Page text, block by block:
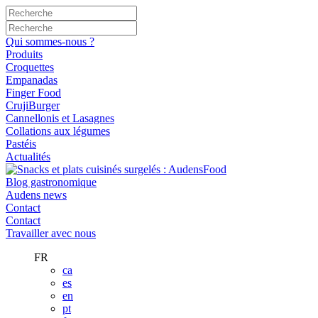
Qui sommes-nous ?
Produits
Croquettes
Empanadas
Finger Food
CrujiBurger
Cannellonis et Lasagnes
Collations aux légumes
Pastéis
Actualités
Blog gastronomique
Audens news
Contact
Contact
Travailler avec nous
FR
ca
es
en
pt